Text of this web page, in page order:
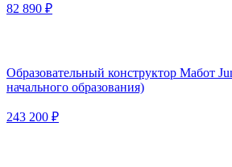
82 890 ₽
Образовательный конструктор Мабот
начального образования)
243 200 ₽